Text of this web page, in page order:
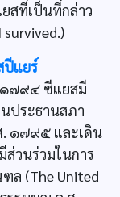
สที่เป็นที่กล่าว
ปีแยร์
๗๙๔ ซีแยสมี
ประธานสภา
๑๗๙๕ และเดิน
ส่วนร่วมในการ
ล (The United